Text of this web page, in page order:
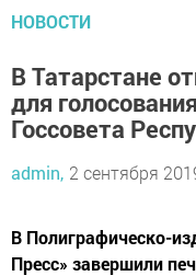
НОВОСТИ
В Татарстане
для
Госсовета
admin, 2 сентября
В Полиграфическо-
Пресс» завершили